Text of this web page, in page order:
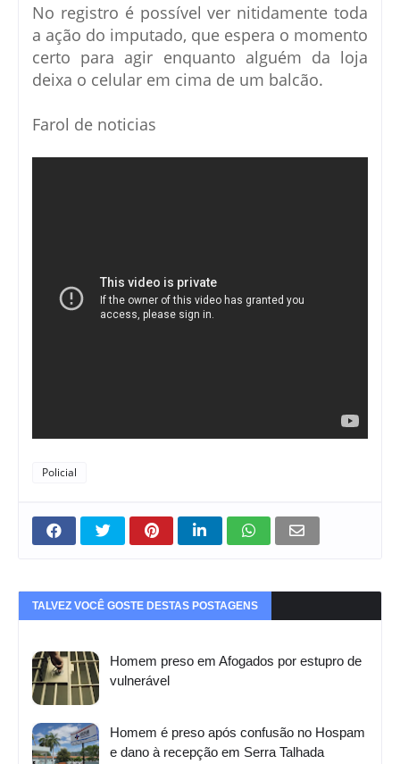
No registro é possível ver nitidamente toda
a ação do imputado, que espera o momento
certo para agir enquanto alguém da loja
deixa o celular em cima de um balcão.
Farol de noticias
Policial
TALVEZ VOCÊ GOSTE DESTAS POSTAGENS
Homem preso em Afogados por estupro de
vulnerável
Homem é preso após confusão no Hospam
e dano à recepção em Serra Talhada